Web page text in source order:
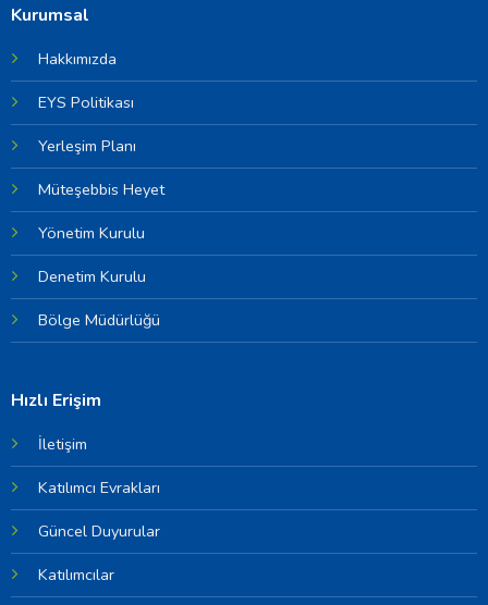
Kurumsal
Hakkımızda
EYS Politikası
Yerleşim Planı
Müteşebbis Heyet
Yönetim Kurulu
Denetim Kurulu
Bölge Müdürlüğü
Hızlı Erişim
İletişim
Katılımcı Evrakları
Güncel Duyurular
Katılımcılar